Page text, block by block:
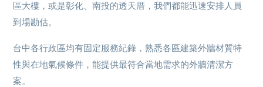
區大樓，或是彰化、南投的透天厝，我們都能迅速安排人員
到場勘估。
台中各行政區均有固定服務紀錄，熟悉各區建築外牆材質特
性與在地氣候條件，能提供最符合當地需求的外牆清潔方
案。